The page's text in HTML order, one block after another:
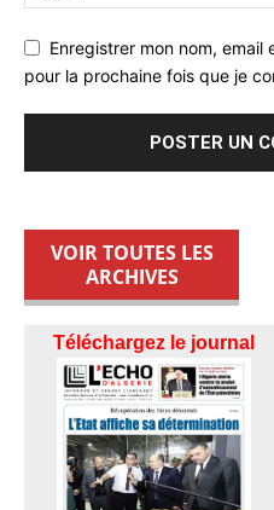
Enregistrer mon nom,
pour la prochaine fois que je
VOIR TOUTES LES
ARCHIVES